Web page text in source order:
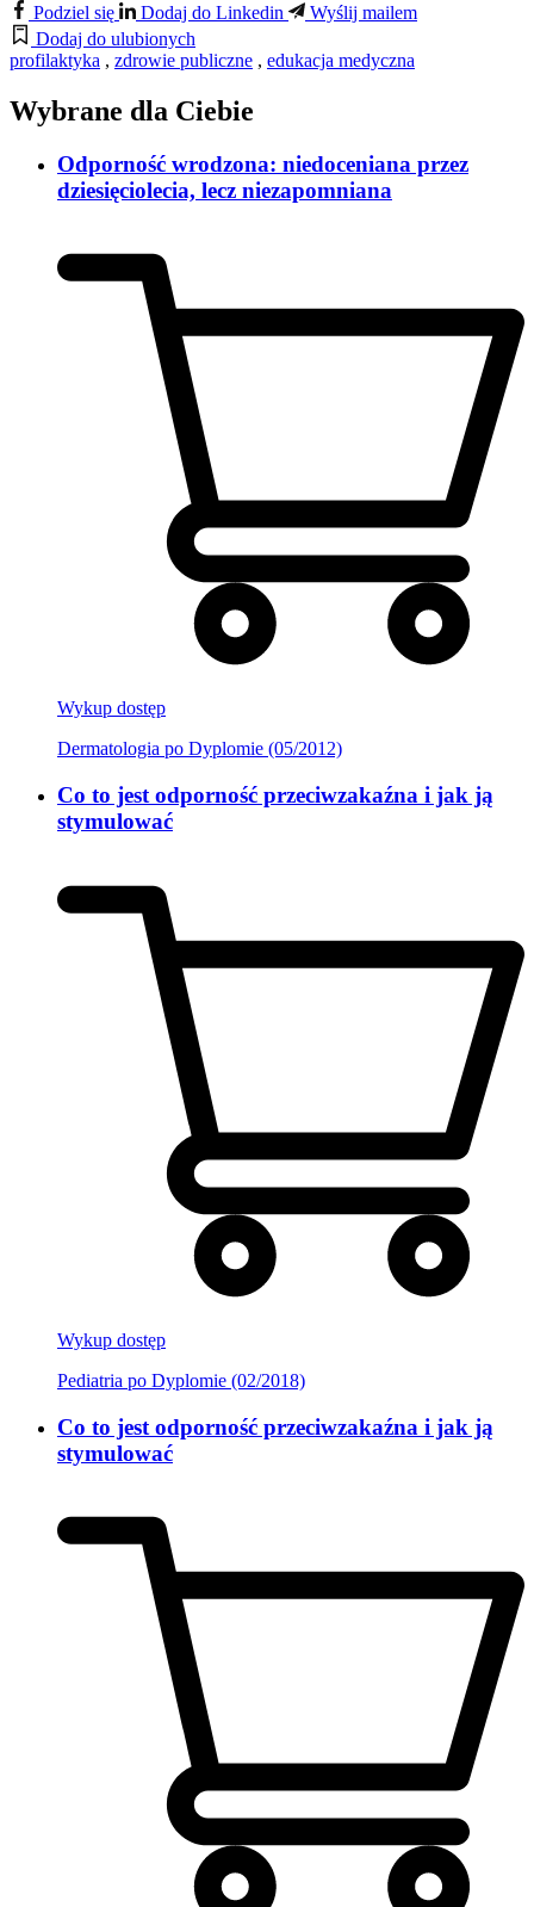
Podziel się
Dodaj do Linkedin
Wyślij mailem
Dodaj do ulubionych
profilaktyka , zdrowie publiczne , edukacja medyczna
Wybrane dla Ciebie
Odporność wrodzona: niedoceniana przez
dziesięciolecia, lecz niezapomniana
Wykup dostęp
Dermatologia po Dyplomie (05/2012)
Co to jest odporność przeciwzakaźna i jak ją
stymulować
Wykup dostęp
Pediatria po Dyplomie (02/2018)
Co to jest odporność przeciwzakaźna i jak ją
stymulować